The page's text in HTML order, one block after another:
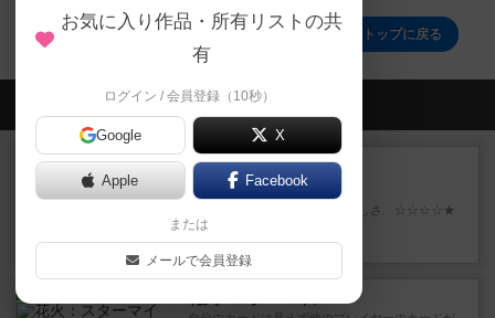
グレンモアⅡ：クロニクルズ プロモ氏族タイルのトップに戻る
会員の新しい投稿
レビュー
フラットアイアン
世界に浸れる度 ☆☆☆☆★楽しさ ☆☆☆☆★
タイパ ☆☆☆☆☆マンハッ...
約1時間前by DKnewyork
お気に入り作品・所有リストの共
有
ログイン / 会員登録（10秒）
Google X
Apple Facebook
または
メールで会員登録